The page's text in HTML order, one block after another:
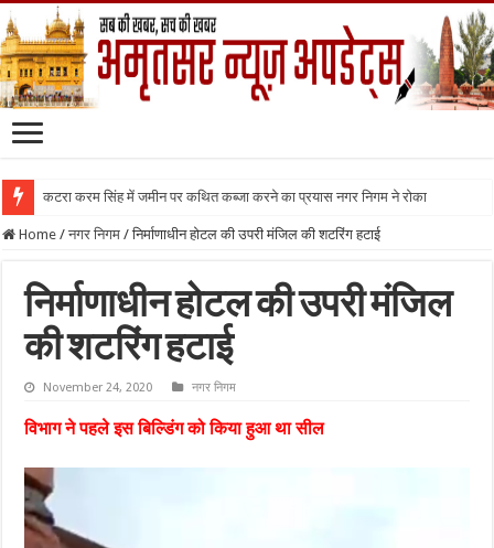
कटरा करम सिंह में जमीन पर कथित कब्जा करने का प्रयास नगर निगम ने रोका
Home / नगर निगम / निर्माणाधीन होटल की उपरी मंजिल की शटरिंग हटाई
निर्माणाधीन होटल की उपरी मंजिल
की शटरिंग हटाई
November 24, 2020 नगर निगम
विभाग ने पहले इस बिल्डिंग को किया हुआ था सील